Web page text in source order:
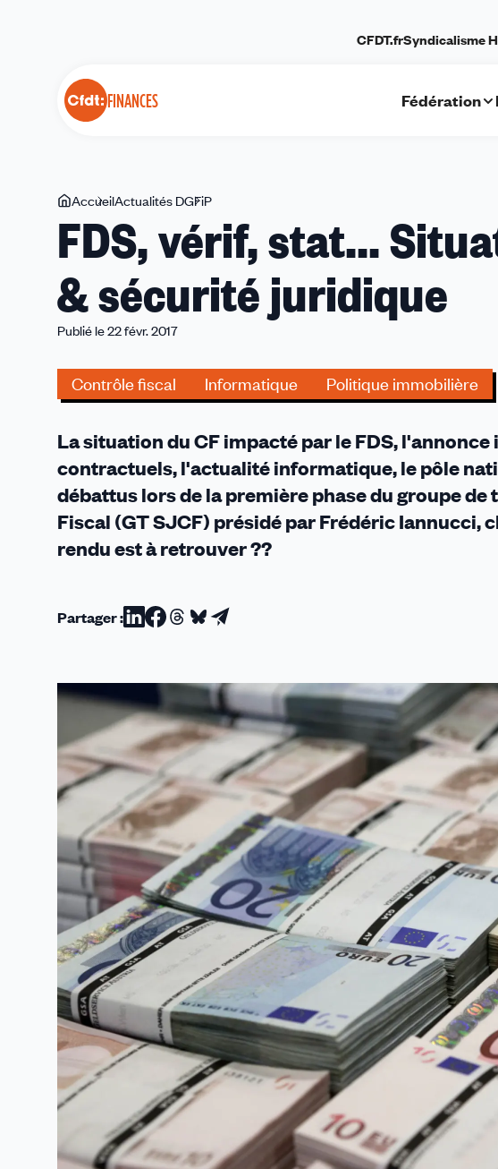
FINANCES
CFDT.frSyndicalisme
Fédération
Vous
êtes
ici
AccueilActualités DGFiP
vérif,
stat...
Situation
contrôle
juridique
FDS, vérif, stat...
& sécurité juridique
Publié le 22 févr. 2017
Contrôle fiscal Informatique Politique immobilière
La situation du CF impacté par le FDS,
contractuels, l'actualité informatique, le pôle
débattus lors de la première phase du groupe
Fiscal (GT SJCF) présidé par Frédéric Iannucci,
rendu est à retrouver ??
Partager :Partager
Linkedin
Partager
Facebook
Partager
Threads
Partager
Bluesky
Partager
email